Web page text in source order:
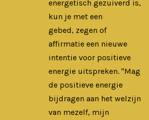
energetisch gezuiverd is,
kun je met een
gebed, zegen of
affirmatie een nieuwe
intentie voor positieve
energie uitspreken. "Mag
de positieve energie
bijdragen aan het welzijn
van mezelf, mijn